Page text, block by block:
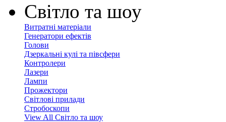
Світло та шоу
Витратні матеріали
Генератори ефектів
Голови
Дзеркальні кулі та півсфери
Контролери
Лазери
Лампи
Прожектори
Світлові прилади
Стробоскопи
View All Світло та шоу